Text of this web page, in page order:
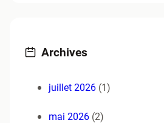
Archives
juillet 2026 (1)
mai 2026 (2)